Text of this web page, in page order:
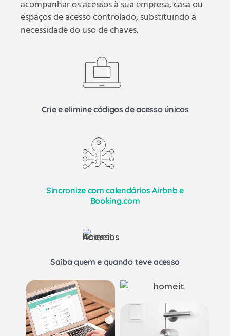
acompanhar os acessos à sua empresa, casa ou
espaços de acesso controlado, substituindo a
necessidade do uso de chaves.
Crie e elimine códigos de acesso únicos
Sincronize com calendários Airbnb e
Booking.com
Saiba quem e quando teve acesso